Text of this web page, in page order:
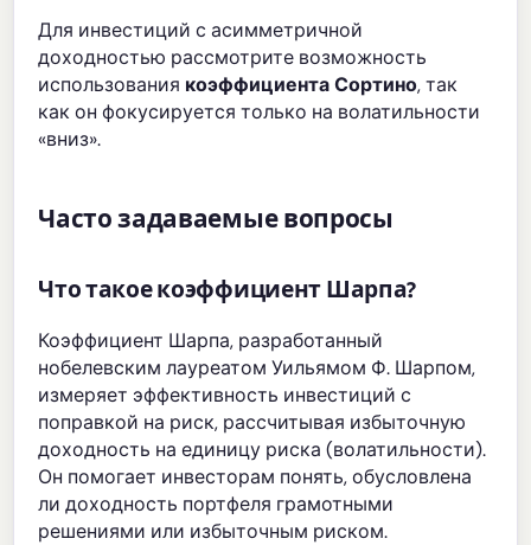
Для инвестиций с асимметричной
доходностью рассмотрите возможность
использования коэффициента Сортино, так
как он фокусируется только на волатильности
«вниз».
Часто задаваемые вопросы
Что такое коэффициент Шарпа?
Коэффициент Шарпа, разработанный
нобелевским лауреатом Уильямом Ф. Шарпом,
измеряет эффективность инвестиций с
поправкой на риск, рассчитывая избыточную
доходность на единицу риска (волатильности).
Он помогает инвесторам понять, обусловлена
ли доходность портфеля грамотными
решениями или избыточным риском.